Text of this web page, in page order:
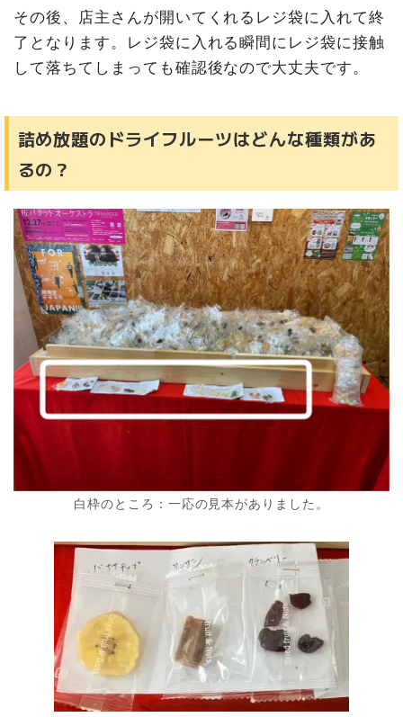
その後、店主さんが開いてくれるレジ袋に入れて終
了となります。レジ袋に入れる瞬間にレジ袋に接触
して落ちてしまっても確認後なので大丈夫です。
詰め放題のドライフルーツはどんな種類があ
るの？
白枠のところ：一応の見本がありました。